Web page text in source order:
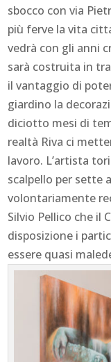
sbocco con via
più ferve la vita
vedrà con gli anni
sarà costruita in
il vantaggio di
giardino la
diciotto mesi di
realtà Riva ci
lavoro. L’artista
scalpello per sette
volontariamente
Silvio Pellico che il
disposizione i
essere quasi